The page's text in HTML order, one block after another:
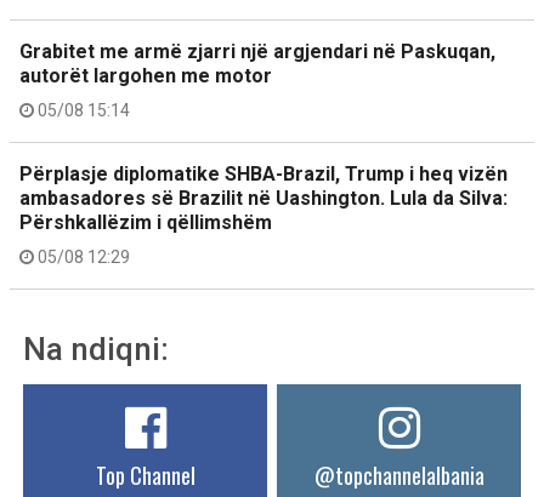
Grabitet me armë zjarri një argjendari në Paskuqan,
autorët largohen me motor
05/08 15:14
Përplasje diplomatike SHBA-Brazil, Trump i heq vizën
ambasadores së Brazilit në Uashington. Lula da Silva:
Përshkallëzim i qëllimshëm
05/08 12:29
Na ndiqni:
Top Channel @topchannelalbania